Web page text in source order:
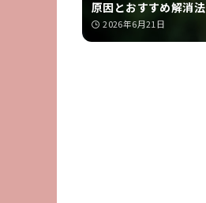
原因とおすすめ解消法
2026年6月21日